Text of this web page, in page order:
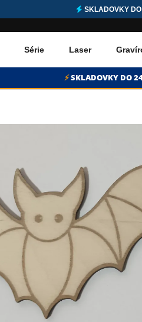
SKLADOVKY
Série Laser
⚡SKLADOVKY DO